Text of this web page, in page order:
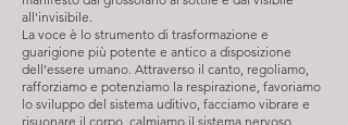
all'invisibile.
La voce è lo strumento di trasformazione e
guarigione più potente e antico a disposizione
dell’essere umano. Attraverso il canto, regoliamo,
rafforziamo e potenziamo la respirazione, favoriamo
lo sviluppo del sistema uditivo, facciamo vibrare e
risuonare il corpo, calmiamo il sistema nervoso,